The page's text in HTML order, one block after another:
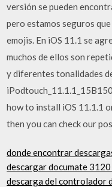
versión se pueden
pero estamos seguros
emojis. En iOS 11.1 se
muchos de ellos son
y diferentes tonalidades
how to install iOS 11.1.1
then you can check our
donde encontrar
descargar documate
descarga del controlador